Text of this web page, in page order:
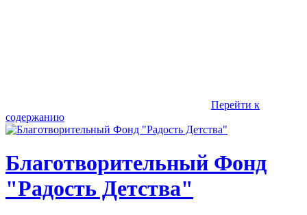
Перейти к
содержанию
Благотворительный Фонд
"Радость Детства"